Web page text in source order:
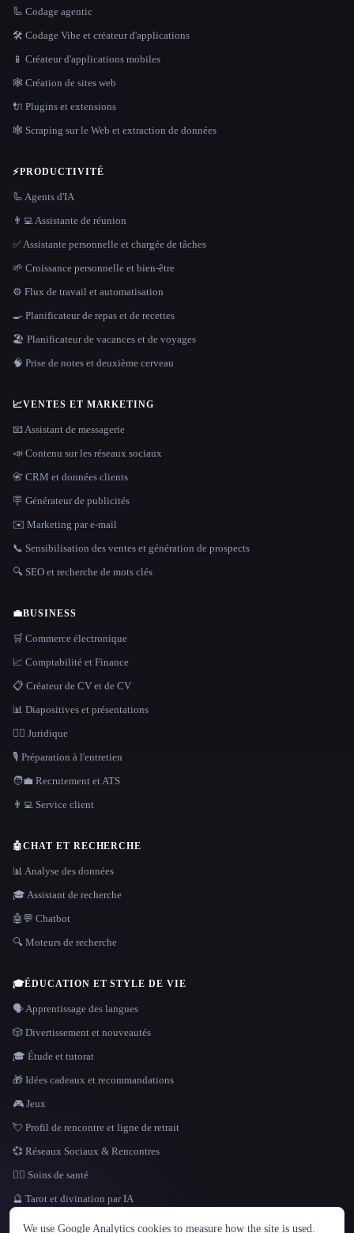
LANGUE
🦾 Codage agentic
🛠️ Codage Vibe et créateur d'applications
📱 Créateur d'applications mobiles
🕸 Création de sites web
🔌 Plugins et extensions
🕸️ Scraping sur le Web et extraction de données
⚡PRODUCTIVITÉ
🦾 Agents d'IA
👨‍💻 Assistante de réunion
✅ Assistante personnelle et chargée de tâches
🌱 Croissance personnelle et bien-être
⚙️ Flux de travail et automatisation
🍳 Planificateur de repas et de recettes
🏖 Planificateur de vacances et de voyages
🧠 Prise de notes et deuxième cerveau
📈VENTES ET MARKETING
📧 Assistant de messagerie
📣 Contenu sur les réseaux sociaux
📇 CRM et données clients
🪧 Générateur de publicités
✉️ Marketing par e-mail
📞 Sensibilisation des ventes et génération de prospects
🔍 SEO et recherche de mots clés
💼BUSINESS
🛒 Commerce électronique
📈 Comptabilité et Finance
📋 Créateur de CV et de CV
📊 Diapositives et présentations
👩‍⚖️ Juridique
🎙️ Préparation à l'entretien
🧑‍💼 Recrutement et ATS
👨‍💻 Service client
🤖CHAT ET RECHERCHE
📊 Analyse des données
🎓 Assistant de recherche
🤖💬 Chatbot
🔍 Moteurs de recherche
🎓ÉDUCATION ET STYLE DE VIE
🗣️ Apprentissage des langues
🎲 Divertissement et nouveautés
🎓 Étude et tutorat
🎁 Idées cadeaux et recommandations
🎮 Jeux
💘 Profil de rencontre et ligne de retrait
💞 Réseaux Sociaux & Rencontres
👩‍⚕️ Soins de santé
🔮 Tarot et divination par IA
We use Google Analytics cookies to measure how the site is used.